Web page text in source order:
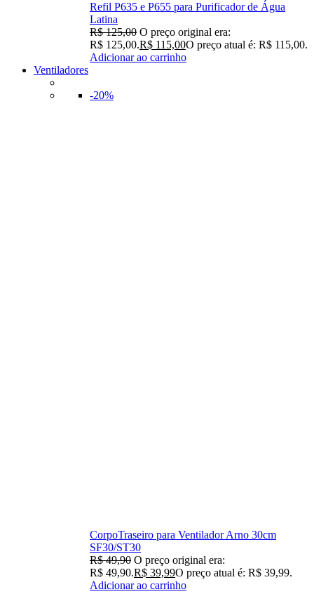
Refil P635 e P655 para Purificador de Água
Latina
R$125,00 O preço original era:
R$ 125,00.R$ 115,00O preço atual é: R$ 115,00.
Adicionar ao carrinho
Ventiladores
-20%
CorpoTraseiro para Ventilador Arno 30cm
SF30/ST30
R$49,90 O preço original era:
R$ 49,90.R$ 39,99O preço atual é: R$ 39,99.
Adicionar ao carrinho